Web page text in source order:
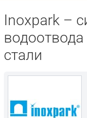
Inoxpark –
стали